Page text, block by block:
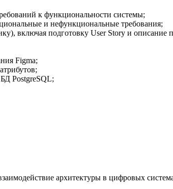
к функциональности системы;
и нефункциональные требования;
включая подготовку User Story и описание
Figma;
PostgreSQL;
архитектуры в цифровых